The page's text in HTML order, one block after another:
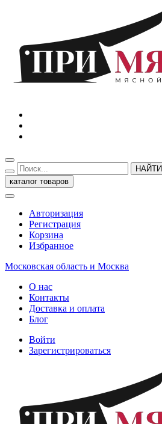
НАЙТИ
каталог товаров
Авторизация
Регистрация
Корзина
Избранное
Московская область и Москва
О нас
Контакты
Доставка и оплата
Блог
Войти
Зарегистрироваться